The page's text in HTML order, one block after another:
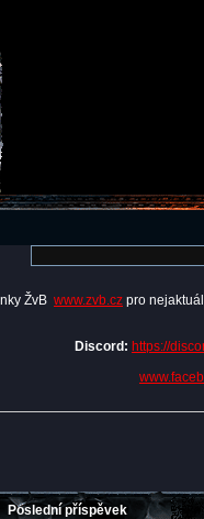
ŽvB www.zvb.cz pro
Discord: https://
Poslední příspěvek